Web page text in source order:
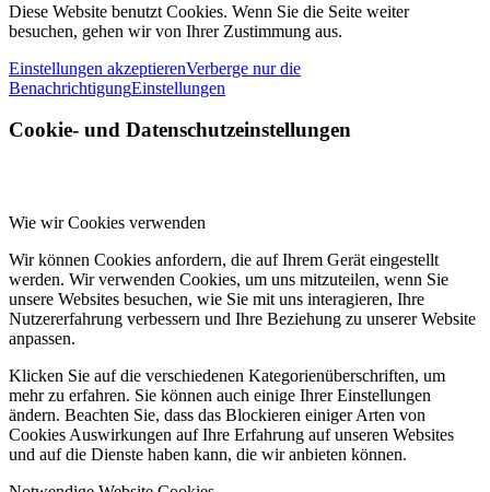
Diese Website benutzt Cookies. Wenn Sie die Seite weiter
besuchen, gehen wir von Ihrer Zustimmung aus.
Einstellungen akzeptierenVerberge nur die
BenachrichtigungEinstellungen
Cookie- und Datenschutzeinstellungen
Wie wir Cookies verwenden
Wir können Cookies anfordern, die auf Ihrem Gerät eingestellt
werden. Wir verwenden Cookies, um uns mitzuteilen, wenn Sie
unsere Websites besuchen, wie Sie mit uns interagieren, Ihre
Nutzererfahrung verbessern und Ihre Beziehung zu unserer Website
anpassen.
Klicken Sie auf die verschiedenen Kategorienüberschriften, um
mehr zu erfahren. Sie können auch einige Ihrer Einstellungen
ändern. Beachten Sie, dass das Blockieren einiger Arten von
Cookies Auswirkungen auf Ihre Erfahrung auf unseren Websites
und auf die Dienste haben kann, die wir anbieten können.